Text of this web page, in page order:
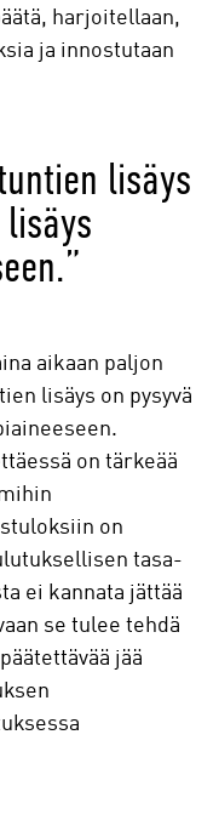
harjoitellaan,
ja innostutaan
lisäys
aikaan paljon
lisäys on pysyvä
on tärkeää
on
tasa-
ei kannata jättää
se tulee tehdä
jää